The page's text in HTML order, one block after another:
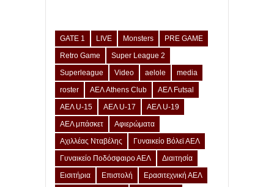
GATE 1 LIVE Monsters
PRE GAME
Retro Game
Super League 2
Superleague
Video aelole
media
roster
ΑΕΛ Athens Club
ΑΕΛ Futsal
ΑΕΛ U-15
ΑΕΛ U-17
ΑΕΛ U-19
ΑΕΛ μπάσκετ
Αφιερώματα
Αχιλλέας Νταβέλης
Γυναικείο Βόλεϊ ΑΕΛ
Γυναικείο Ποδόσφαιρο ΑΕΛ
Διαιτησία
Εισιτήρια
Επιστολή Ερασιτεχνική ΑΕΛ